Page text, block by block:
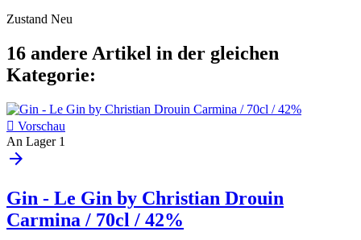
Zustand Neu
16 andere Artikel in der gleichen
Kategorie:
 Vorschau
An Lager 1
arrow_forward
Gin - Le Gin by Christian Drouin
Carmina / 70cl / 42%